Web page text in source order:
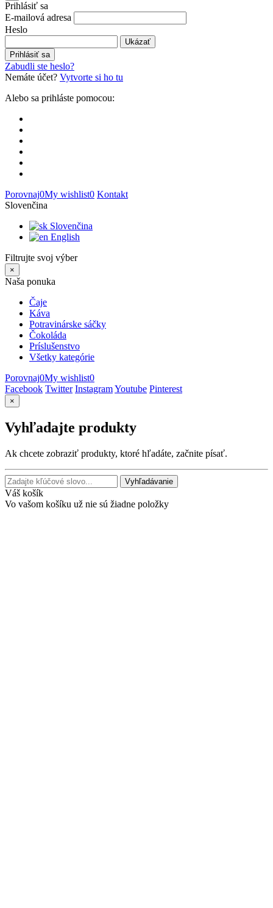
Prihlásiť sa
E-mailová adresa
Heslo
Ukázať
Prihlásiť sa
Zabudli ste heslo?
Nemáte účet? Vytvorte si ho tu
Alebo sa prihláste pomocou:
Porovnaj0My wishlist0 Kontakt
Slovenčina
Slovenčina
English
Filtrujte svoj výber
×
Naša ponuka
Čaje
Káva
Potravinárske sáčky
Čokoláda
Príslušenstvo
Všetky kategórie
Porovnaj0My wishlist0
Facebook Twitter InstagramYoutube Pinterest
×
Vyhľadajte produkty
Ak chcete zobraziť produkty, ktoré hľadáte, začnite písať.
Vyhľadávanie
Váš košík
Vo vašom košíku už nie sú žiadne položky